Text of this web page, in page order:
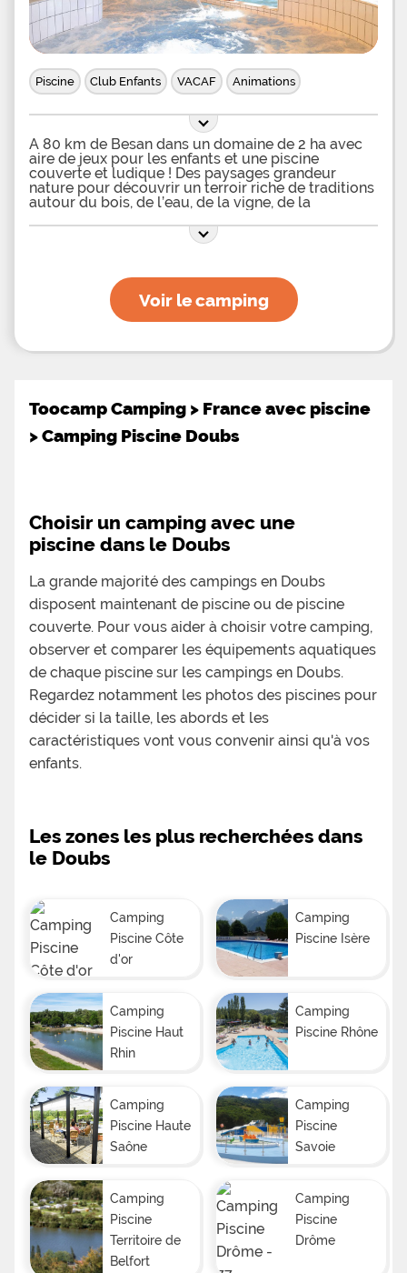
Morteau qui est la capitale de l’horlogerie en
France et qui dispose d’un musée qui y est
consacré. Morteau est également réputé pour sa
gastronomie. Les emplacements qui sont
proposés par le camping le Larmont peuvent
accueillir jusqu’à 4 personnes et disposent d’un
préféreront séjourner dans un chalet tout équipé
pour 7 personnes et profiter d’un confort absolu.
Piscine Club Enfants VACAF Animations
A 80 km de Besan dans un domaine de 2 ha avec
aire de jeux pour les enfants et une piscine
couverte et ludique ! Des paysages grandeur
nature pour découvrir un terroir riche de traditions
autour du bois, de l’eau, de la vigne, de la
Voir le camping
Toocamp Camping > France avec piscine
>Camping Piscine Doubs
Choisir un camping avec une
piscine dans le Doubs
La grande majorité des campings en Doubs
disposent maintenant de piscine ou de piscine
couverte. Pour vous aider à choisir votre camping,
observer et comparer les équipements aquatiques
de chaque piscine sur les campings en Doubs.
Regardez notamment les photos des piscines pour
décider si la taille, les abords et les
caractéristiques vont vous convenir ainsi qu'à vos
enfants.
Les zones les plus recherchées dans
le Doubs
Camping
Piscine Côte
d'or
Camping
Piscine Isère
Camping
Piscine Haut
Rhin
Camping
Piscine Rhône
Camping
Piscine Haute
Saône
Camping
Piscine
Savoie
Camping
Piscine
Territoire de
Belfort
Camping
Piscine
Drôme